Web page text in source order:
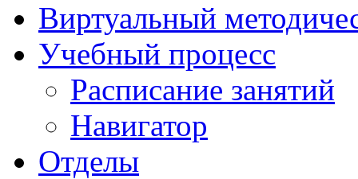
Виртуальный
Учебный процесс
Расписание занятий
Навигатор
Отделы